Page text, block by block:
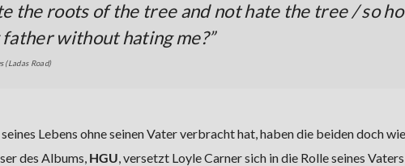
the roots of the tree and not hate the tree / so
father without hating me?”
(Ladas Road)
Lebens ohne seinen Vater verbracht hat, haben die beiden doch
des Albums, HGU , versetzt Loyle Carner sich in die Rolle seines Vaters,